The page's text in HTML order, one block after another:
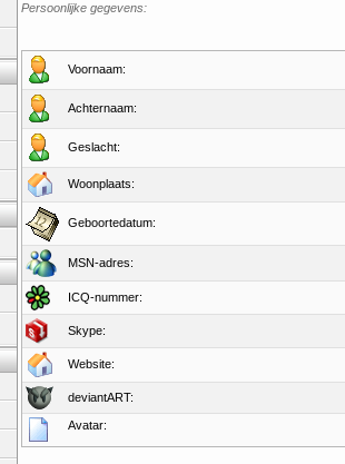
Persoonlijke gegevens:
Voornaam:
Achternaam:
Geslacht:
Woonplaats:
Geboortedatum:
MSN-adres:
ICQ-nummer:
Skype:
Website:
deviantART:
Avatar: